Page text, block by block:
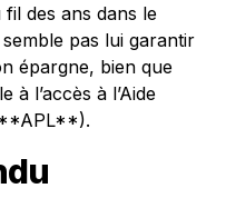
des ans dans le
pas lui garantir
épargne, bien que
à l’accès à l’Aide